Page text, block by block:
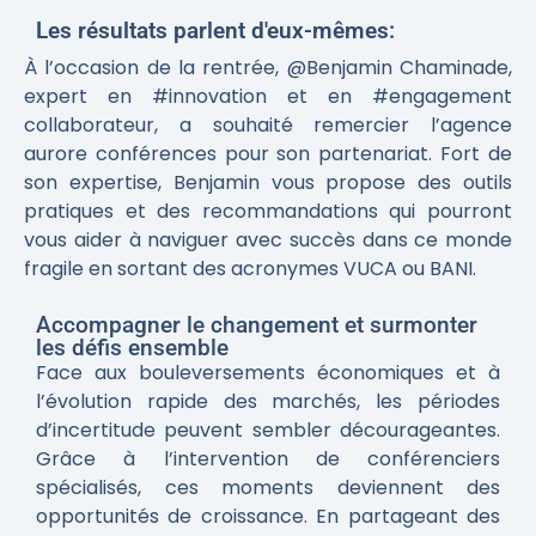
Les résultats parlent d'eux-mêmes:
À l’occasion de la rentrée, @Benjamin Chaminade,
expert en #innovation et en #engagement
collaborateur, a souhaité remercier l’agence
aurore conférences pour son partenariat. Fort de
son expertise, Benjamin vous propose des outils
pratiques et des recommandations qui pourront
vous aider à naviguer avec succès dans ce monde
fragile en sortant des acronymes VUCA ou BANI.
Accompagner le changement et surmonter
les défis ensemble
Face aux bouleversements économiques et à
l’évolution rapide des marchés, les périodes
d’incertitude peuvent sembler décourageantes.
Grâce à l’intervention de conférenciers
spécialisés, ces moments deviennent des
opportunités de croissance. En partageant des